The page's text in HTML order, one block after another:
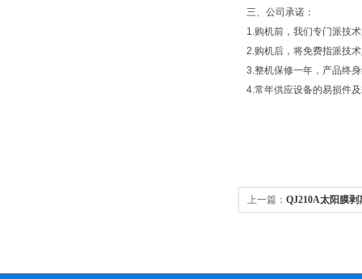
三、公司承诺：
1.购机前，我们专门派技
2.购机后，将免费指派技
3.整机保修一年，产品终
4.常年供应设备的易损件
上一篇： QJ210A太阳膜剥